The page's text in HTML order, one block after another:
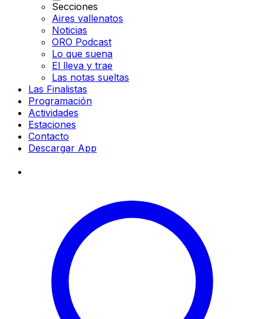
Secciones
Aires vallenatos
Noticias
ORO Podcast
Lo que suena
El lleva y trae
Las notas sueltas
Las Finalistas
Programación
Actividades
Estaciones
Contacto
Descargar App